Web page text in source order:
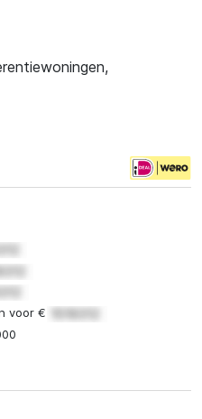
voor €